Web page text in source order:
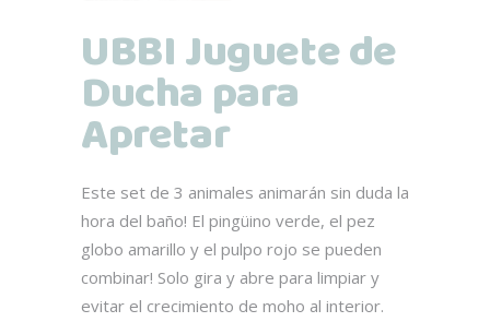
UBBI Juguete de
Ducha para
Apretar
Este set de 3 animales animarán sin duda la
hora del baño! El pingüino verde, el pez
globo amarillo y el pulpo rojo se pueden
combinar! Solo gira y abre para limpiar y
evitar el crecimiento de moho al interior.